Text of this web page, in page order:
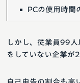
PCの使用時間
しかし、従業員99
をしていない企業が